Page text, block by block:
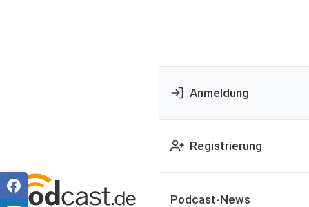
Anmeldung
Registrierung
Podcast-News